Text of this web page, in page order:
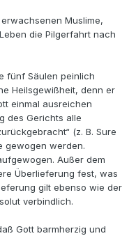
Muslime,
die Pilgerfahrt nach
fünf Säulen peinlich
Heilsgewißheit, denn er
einmal ausreichen
des Gerichts alle
(z. B. Sure
gewogen werden.
Außer dem
Überlieferung fest, was
gilt ebenso wie der
verbindlich.
Gott barmherzig und